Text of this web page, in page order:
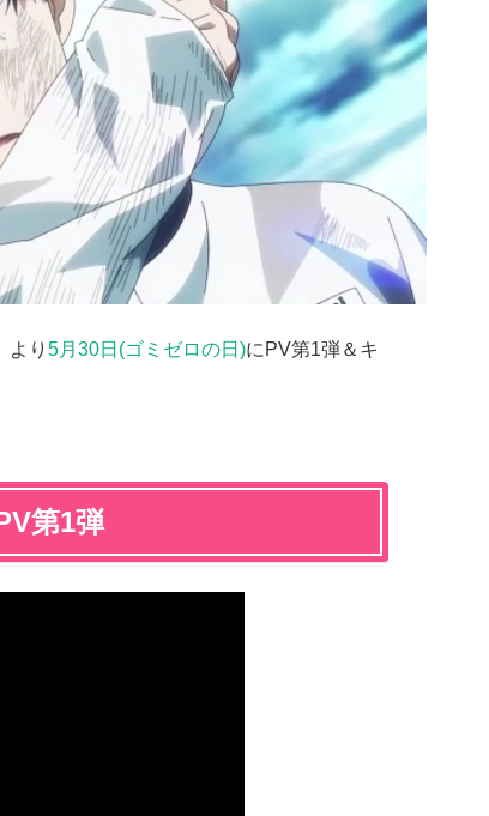
より 5月30日(ゴミゼロの日)に PV第1弾＆キ
第1弾